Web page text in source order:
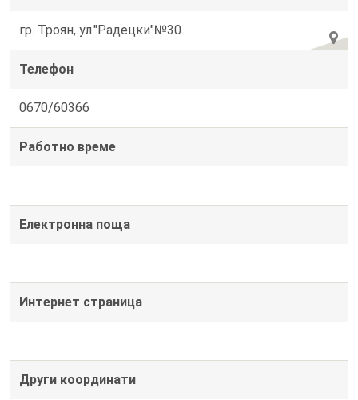
гр. Троян, ул."Радецки"№30
Телефон
0670/60366
Работно време
Електронна поща
Интернет страница
Други координати